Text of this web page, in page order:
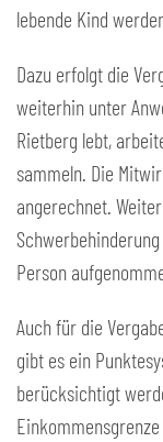
lebende Kind
Dazu erfolgt die
weiterhin unter
Rietberg lebt,
sammeln. Die
angerechnet.
Person
Auch für die
gibt es ein
berücksichtigt